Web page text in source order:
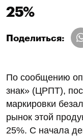
25%
Поделиться:
По сообщению
знак» (ЦРПТ),
маркировки
рынок этой
25%. С начала